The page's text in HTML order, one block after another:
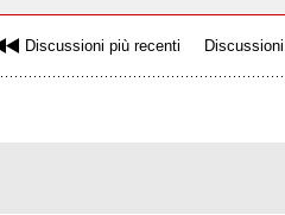
Discussioni più recenti